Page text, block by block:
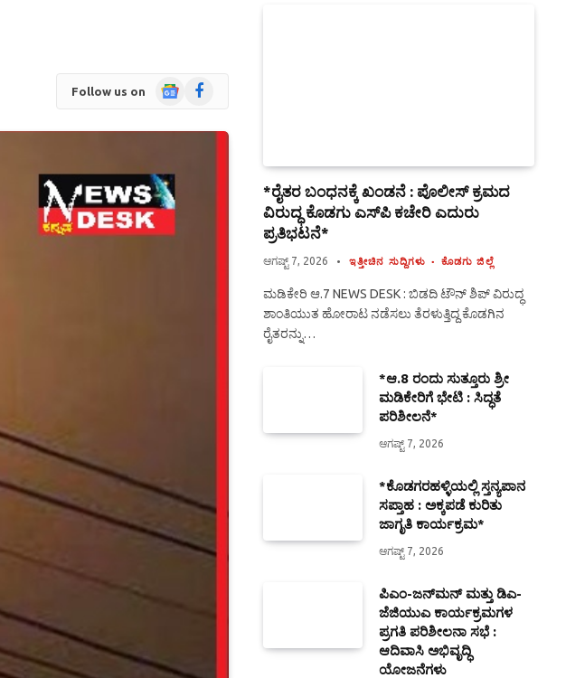
Follow us on
GoogleFacebook
*ರೈತರ ಬಂಧನಕ್ಕೆ ಖಂಡನೆ : ಪೊಲೀಸ್ ಕ್ರಮದ
ವಿರುದ್ಧ ಕೊಡಗು ಎಸ್‍ಪಿ ಕಚೇರಿ ಎದುರು
ಪ್ರತಿಭಟನೆ*
ಆಗಷ್ಟ್ 7, 2026 ಇತ್ತೀಚಿನ ಸುದ್ದಿಗಳು ಕೊಡಗು ಜಿಲ್ಲೆ
ಮಡಿಕೇರಿ ಆ.7 NEWS DESK : ಬಿಡದಿ ಟೌನ್ ಶಿಪ್ ವಿರುದ್ಧ
ಶಾಂತಿಯುತ ಹೋರಾಟ ನಡೆಸಲು ತೆರಳುತ್ತಿದ್ದ ಕೊಡಗಿನ
ರೈತರನ್ನು…
*ಆ.8 ರಂದು ಸುತ್ತೂರು ಶ್ರೀ
ಮಡಿಕೇರಿಗೆ ಭೇಟಿ : ಸಿದ್ಧತೆ
ಪರಿಶೀಲನೆ*
ಆಗಷ್ಟ್ 7, 2026
*ಕೊಡಗರಹಳ್ಳಿಯಲ್ಲಿ ಸ್ತನ್ಯಪಾನ
ಸಪ್ತಾಹ : ಅಕ್ಕಪಡೆ ಕುರಿತು
ಜಾಗೃತಿ ಕಾರ್ಯಕ್ರಮ*
ಆಗಷ್ಟ್ 7, 2026
ಪಿಎಂ-ಜನ್‍ಮನ್ ಮತ್ತು ಡಿಎ-
ಜೆಜಿಯುಎ ಕಾರ್ಯಕ್ರಮಗಳ
ಪ್ರಗತಿ ಪರಿಶೀಲನಾ ಸಭೆ :
ಆದಿವಾಸಿ ಅಭಿವೃದ್ಧಿ
ಯೋಜನೆಗಳು